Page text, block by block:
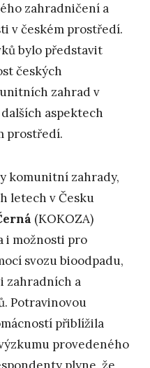
zahradničení a
v českém prostředí.
bylo představit
českých
zahrad v
aspektech
prostředí.
komunitní zahrady,
letech v Česku
(KOKOZA)
i možnosti pro
svozu bioodpadu,
zahradních a
Potravinovou
přiblížila
výzkumu provedeného